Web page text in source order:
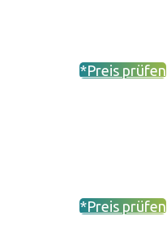
*Preis prüfen
*Preis prüfen